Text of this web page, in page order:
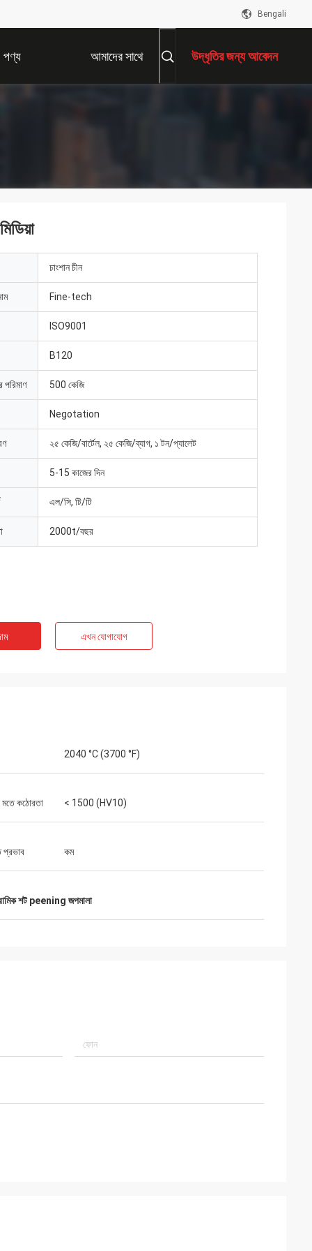
Bengali
পণ্য আমাদের সাথে উদ্ধৃতির জন্য আবেদন
চাংশান চীন
Fine-tech
ISO9001
B120
পরিমাণ 500 কেজি
Negotation
২৫ কেজি/বার্টেল, ২৫ কেজি/ব্যাগ, ১ টন/প্যালেট
5-15 কাজের দিন
এল/সি, টি/টি
2000t/বছর
এখন যোগাযোগ
2040 °C (3700 °F)
মতে কঠোরতা < 1500 (HV10)
প্রভাব কম
শট peening জপমালা